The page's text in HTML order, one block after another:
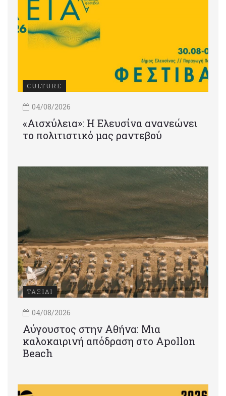
CULTURE
04/08/2026
«Αισχύλεια»: Η Ελευσίνα ανανεώνει
το πολιτιστικό μας ραντεβού
ΤΑΞΙΔΙ
04/08/2026
Αύγουστος στην Αθήνα: Μια
καλοκαιρινή απόδραση στο Apollon
Beach